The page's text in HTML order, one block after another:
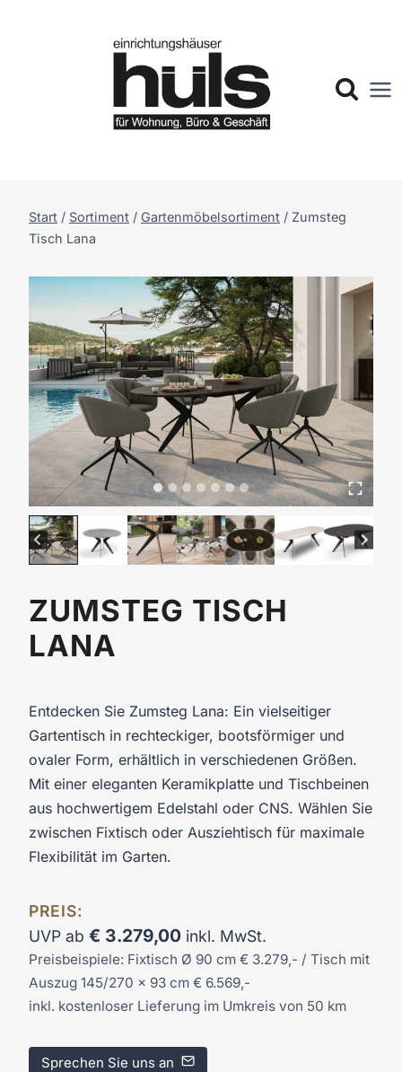
Start / Sortiment / Gartenmöbelsortiment / Zumsteg
Tisch Lana
ZUMSTEG TISCH
LANA
Entdecken Sie Zumsteg Lana: Ein vielseitiger
Gartentisch in rechteckiger, bootsförmiger und
ovaler Form, erhältlich in verschiedenen Größen.
Mit einer eleganten Keramikplatte und Tischbeinen
aus hochwertigem Edelstahl oder CNS. Wählen Sie
zwischen Fixtisch oder Ausziehtisch für maximale
Flexibilität im Garten.
PREIS:
UVP ab € 3.279,00 inkl. MwSt.
Preisbeispiele: Fixtisch Ø 90 cm € 3.279,- / Tisch mit
Auszug 145/270 x 93 cm € 6.569,-
inkl. kostenloser Lieferung im Umkreis von 50 km
Sprechen Sie uns an